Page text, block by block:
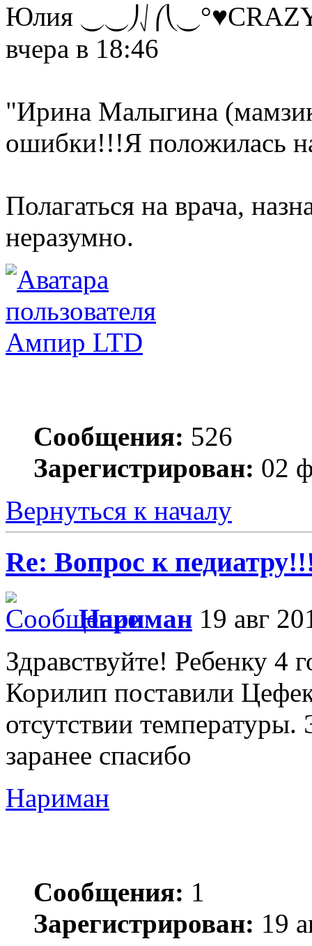
Юлия
вчера в 18:46
"Ирина Малыгина
ошибки!!!Я положилась
Полагаться на врача,
неразумно.
Ампир LTD
Сообщения: 526
Зарегистрирован: 02
Вернуться к началу
Re: Вопрос к
Нариман 19 авг
Здравствуйте! Ребенку 4
Корилип поставили
отсутствии температуры.
заранее спасибо
Нариман
Сообщения: 1
Зарегистрирован: 19